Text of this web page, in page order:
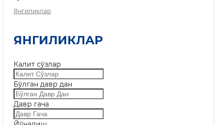
Янгиликлар
ЯНГИЛИКЛАР
Калит сўзлар
Бўлган давр дан
Давр гача